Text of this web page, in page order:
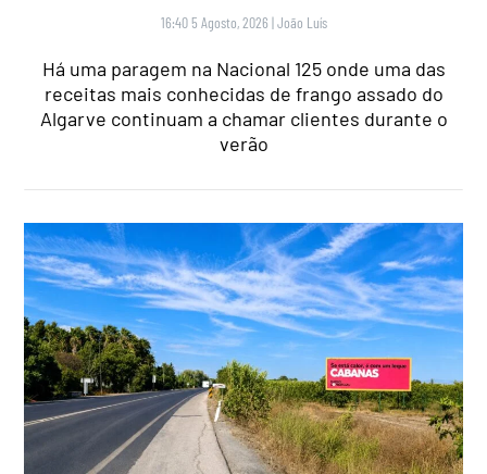
16:40 5 Agosto, 2026 |João Luís
Há uma paragem na Nacional 125 onde uma das
receitas mais conhecidas de frango assado do
Algarve continuam a chamar clientes durante o
verão